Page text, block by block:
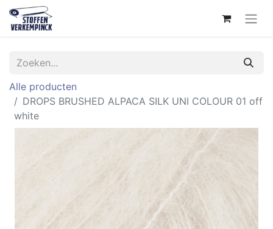
Alle producten
DROPS BRUSHED ALPACA SILK UNI COLOUR 01 off
white